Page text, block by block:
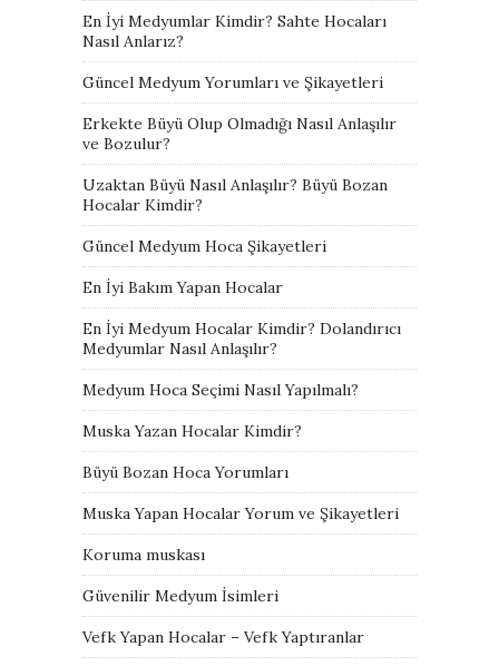
En İyi Medyumlar Kimdir? Sahte Hocaları
Nasıl Anlarız?
Güncel Medyum Yorumları ve Şikayetleri
Erkekte Büyü Olup Olmadığı Nasıl Anlaşılır
ve Bozulur?
Uzaktan Büyü Nasıl Anlaşılır? Büyü Bozan
Hocalar Kimdir?
Güncel Medyum Hoca Şikayetleri
En İyi Bakım Yapan Hocalar
En İyi Medyum Hocalar Kimdir? Dolandırıcı
Medyumlar Nasıl Anlaşılır?
Medyum Hoca Seçimi Nasıl Yapılmalı?
Muska Yazan Hocalar Kimdir?
Büyü Bozan Hoca Yorumları
Muska Yapan Hocalar Yorum ve Şikayetleri
Koruma muskası
Güvenilir Medyum İsimleri
Vefk Yapan Hocalar – Vefk Yaptıranlar